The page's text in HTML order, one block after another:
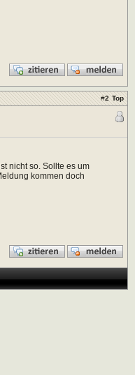
#2 Top
nicht so. Sollte es um
kommen doch